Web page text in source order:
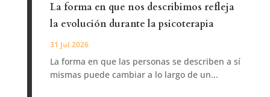
La forma en que nos describimos refleja
la evolución durante la psicoterapia
31 Jul 2026
La forma en que las personas se describen a sí
mismas puede cambiar a lo largo de un...